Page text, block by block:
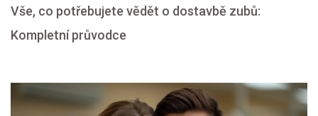
Vše, co potřebujete vědět o dostavbě zubů:
Kompletní průvodce